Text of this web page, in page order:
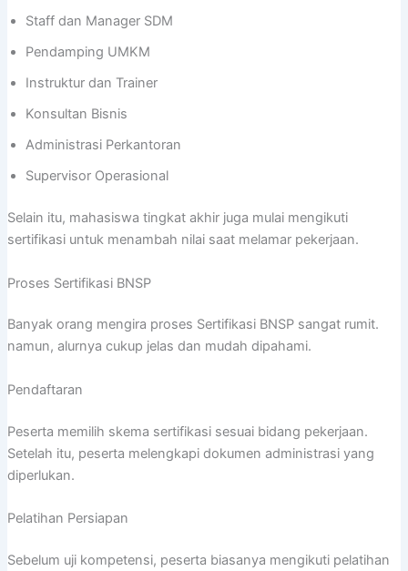
Staff dan Manager SDM
Pendamping UMKM
Instruktur dan Trainer
Konsultan Bisnis
Administrasi Perkantoran
Supervisor Operasional
Selain itu, mahasiswa tingkat akhir juga mulai mengikuti
sertifikasi untuk menambah nilai saat melamar pekerjaan.
Proses Sertifikasi BNSP
Banyak orang mengira proses Sertifikasi BNSP sangat rumit.
namun, alurnya cukup jelas dan mudah dipahami.
Pendaftaran
Peserta memilih skema sertifikasi sesuai bidang pekerjaan.
Setelah itu, peserta melengkapi dokumen administrasi yang
diperlukan.
Pelatihan Persiapan
Sebelum uji kompetensi, peserta biasanya mengikuti pelatihan